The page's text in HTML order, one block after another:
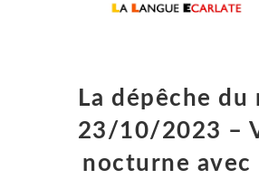
La dépêche du
23/10/2023 –
nocturne avec